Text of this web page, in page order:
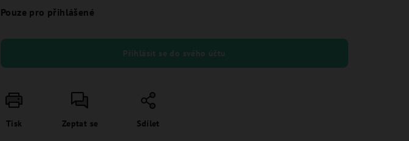
Pouze pro přihlášené
Přihlásit se do svého účtu
Tisk Zeptat se Sdílet